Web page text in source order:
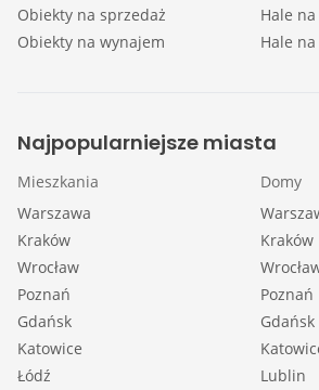
Obiekty na sprzedaż
Obiekty na wynajem
Hale
Hale
Najpopularniejsze miasta
Mieszkania
Warszawa
Kraków
Wrocław
Poznań
Gdańsk
Katowice
Łódź
Domy
Kraków
Poznań
Gdańsk
Lublin